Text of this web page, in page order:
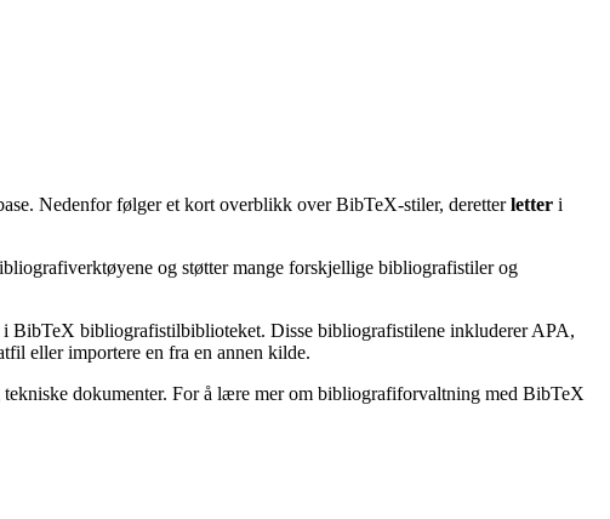
Nedenfor følger et kort overblikk over BibTeX-stiler, deretterletter i
og støtter mange forskjellige bibliografistiler og
BibTeX bibliografistilbiblioteket. Disse bibliografistilene inkluderer APA,
eller importere en fra en annen kilde.
dokumenter. For å lære mer om bibliografiforvaltning med BibTeX